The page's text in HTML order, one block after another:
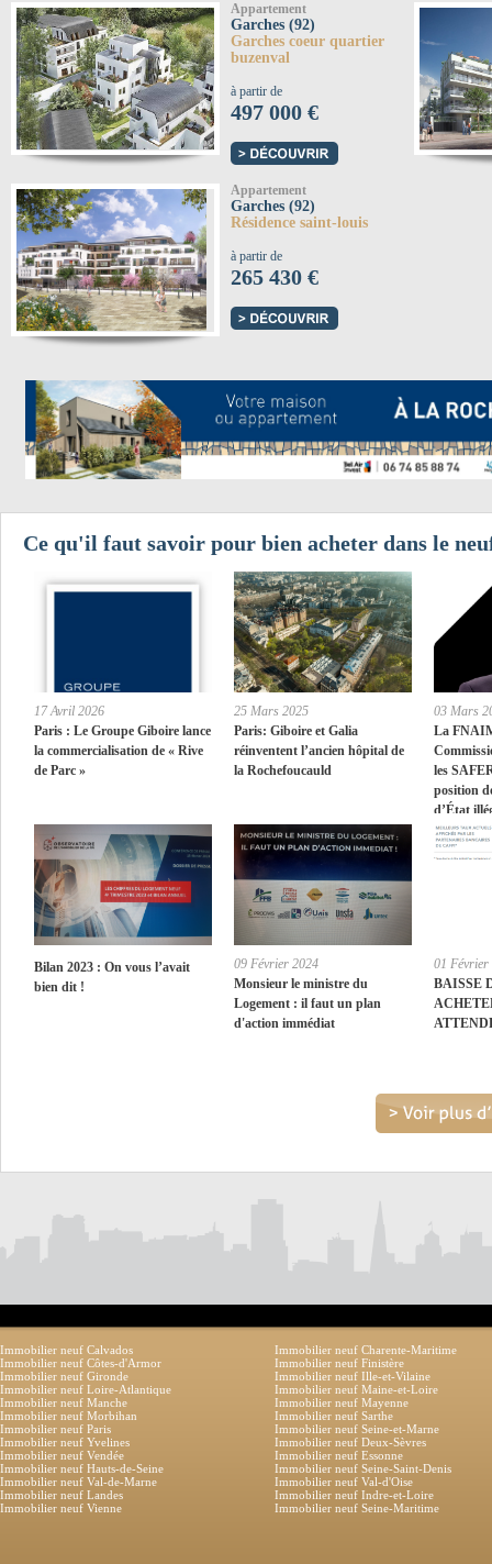
Appartement
Garches (92)
Garches coeur quartier
buzenval
à partir de
497 000 €
Appartement
Garches (92)
Résidence saint-louis
à partir de
265 430 €
Ce qu'il faut savoir pour bien acheter dans le
17 Avril 2026
Paris : Le Groupe Giboire lance
la commercialisation de « Rive
de Parc »
25 Mars 2025
Paris: Giboire et Galia
réinventent l’ancien hôpital de
la Rochefoucauld
03 Mars
La
les
position
d’État
Bilan 2023 : On vous l’avait
bien dit !
09 Février 2024
Monsieur le ministre du
Logement : il faut un plan
d'action immédiat
01 Février
BAISSE
Immobilier neuf Calvados
Immobilier neuf Charente-Maritime
Immobilier neuf Côtes-d'Armor
Immobilier neuf Finistère
Immobilier neuf Gironde
Immobilier neuf Ille-et-Vilaine
Immobilier neuf Loire-Atlantique
Immobilier neuf Maine-et-Loire
Immobilier neuf Manche
Immobilier neuf Mayenne
Immobilier neuf Morbihan
Immobilier neuf Sarthe
Immobilier neuf Paris
Immobilier neuf Seine-et-Marne
Immobilier neuf Yvelines
Immobilier neuf Deux-Sèvres
Immobilier neuf Vendée
Immobilier neuf Essonne
Immobilier neuf Hauts-de-Seine
Immobilier neuf Seine-Saint-Denis
Immobilier neuf Val-de-Marne
Immobilier neuf Val-d'Oise
Immobilier neuf Landes
Immobilier neuf Indre-et-Loire
Immobilier neuf Vienne
Immobilier neuf Seine-Maritime